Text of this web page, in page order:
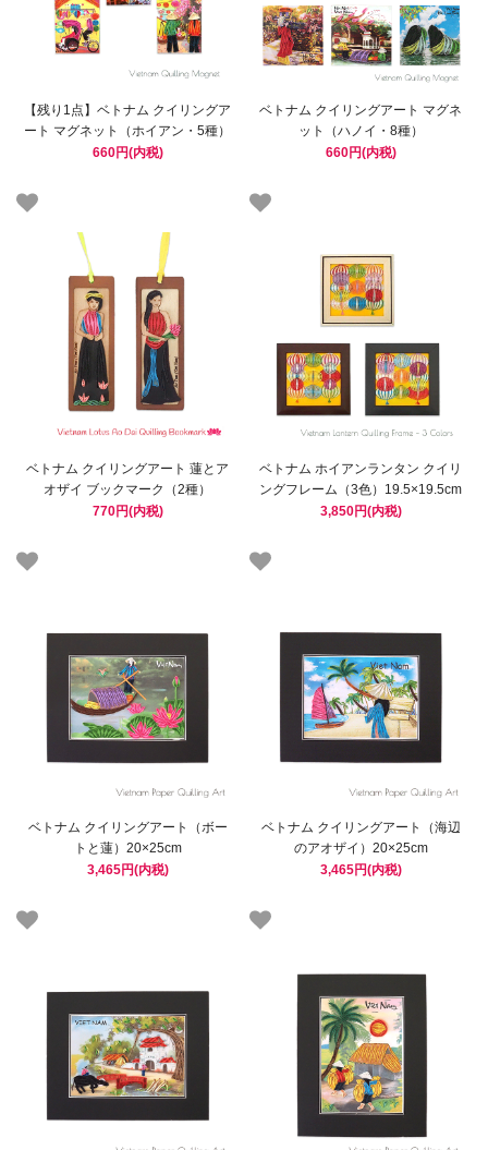
【残り1点】ベトナム クイリングア
ート マグネット（ホイアン・5種）
660円(内税)
ベトナム クイリングアート マグネ
ット（ハノイ・8種）
660円(内税)
ベトナム クイリングアート 蓮とア
オザイ ブックマーク（2種）
770円(内税)
ベトナム ホイアンランタン クイリ
ングフレーム（3色）19.5×19.5cm
3,850円(内税)
ベトナム クイリングアート（ボー
トと蓮）20×25cm
3,465円(内税)
ベトナム クイリングアート（海辺
のアオザイ）20×25cm
3,465円(内税)